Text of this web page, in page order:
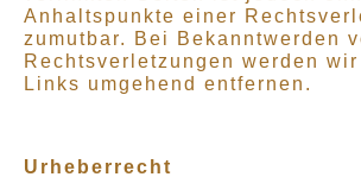
Anhaltspunkte einer
zumutbar. Bei Bekanntwerden
Rechtsverletzungen werden
Links umgehend entfernen.
Urheberrecht